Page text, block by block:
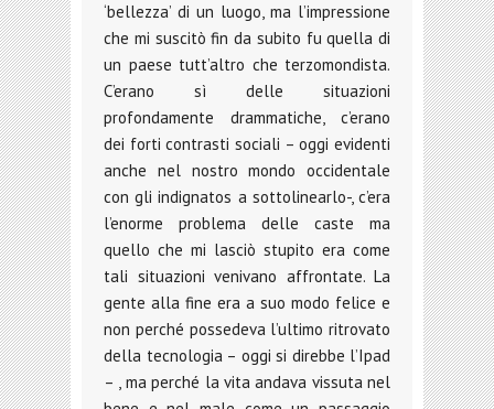
‘bellezza’ di un luogo, ma l’impressione
che mi suscitò fin da subito fu quella di
un paese tutt’altro che terzomondista.
C’erano sì delle situazioni
profondamente drammatiche, c’erano
dei forti contrasti sociali – oggi evidenti
anche nel nostro mondo occidentale
con gli indignatos a sottolinearlo-, c’era
l’enorme problema delle caste ma
quello che mi lasciò stupito era come
tali situazioni venivano affrontate. La
gente alla fine era a suo modo felice e
non perché possedeva l’ultimo ritrovato
della tecnologia – oggi si direbbe l’Ipad
– , ma perché la vita andava vissuta nel